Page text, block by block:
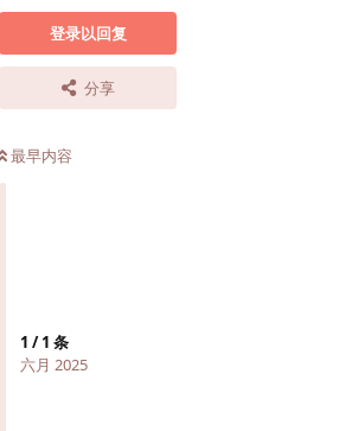
登录以回复
分享
最早内容
1 /1 条
六月 2025